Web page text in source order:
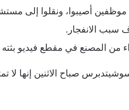
أصيبوا، ونقلوا إلى
سبب الانفجار.
من المصنع في مقطع فيديو
صباح الاثنين إنها